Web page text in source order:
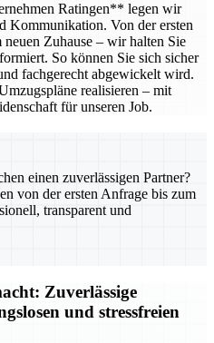
Ratingen** legen wir
Kommunikation. Von der ersten
Zuhause – wir halten Sie
So können Sie sich sicher
fachgerecht abgewickelt wird.
realisieren – mit
für unseren Job.
einen zuverlässigen Partner?
von der ersten Anfrage bis zum
transparent und
Zuverlässige
und stressfreien